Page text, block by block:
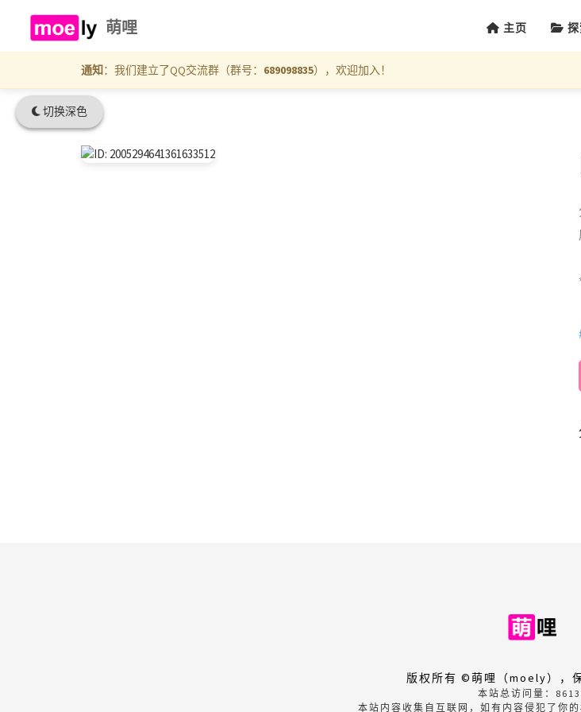
切换深色
萌哩 主页 探
通知：我们建立了QQ交流群（群号： 689098835），欢迎加入！
版权所有 ©萌哩（moely），
本站总访问量：
本站内容收集自互联网，如有内容侵犯了你